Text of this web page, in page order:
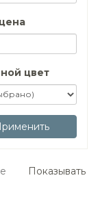
цвет
Показывать